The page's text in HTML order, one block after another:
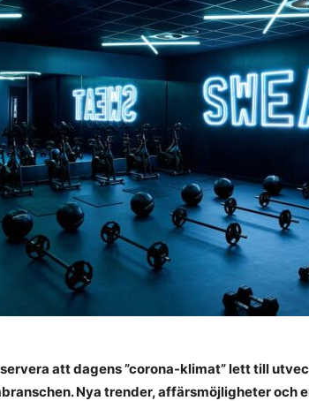
att dagens ”corona-klimat” lett till
Nya trender, affärsmöjligheter och